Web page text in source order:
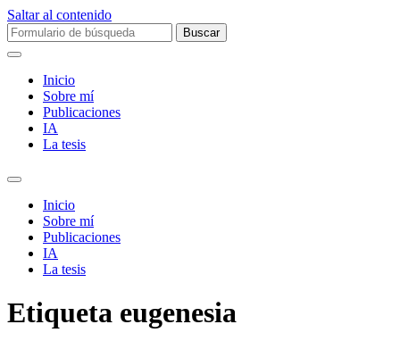
Saltar al contenido
Buscar:
Inicio
Sobre mí­
Publicaciones
IA
La tesis
Alternar
campo
búsqueda
Inicio
Sobre mí­
Publicaciones
IA
La tesis
Etiqueta eugenesia